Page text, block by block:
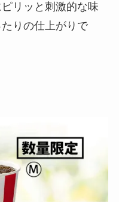
リッと刺激的な味
りの仕上がりで